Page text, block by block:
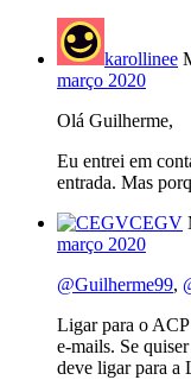
karollinee
março 2020
Olá Guilherme,
Eu entrei em
entrada. Mas
CEGV
março 2020
@Guilherme99,
Ligar para o
e-mails. Se
deve ligar para a